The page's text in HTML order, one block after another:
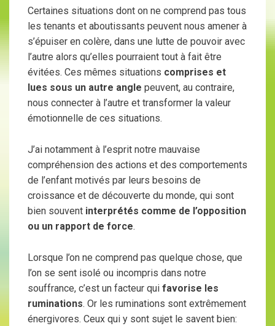
Certaines situations dont on ne comprend pas tous
les tenants et aboutissants peuvent nous amener à
s’épuiser en colère, dans une lutte de pouvoir avec
l’autre alors qu’elles pourraient tout à fait être
évitées. Ces mêmes situations comprises et
lues sous un autre angle peuvent, au contraire,
nous connecter à l’autre et transformer la valeur
émotionnelle de ces situations.
J’ai notamment à l’esprit notre mauvaise
compréhension des actions et des comportements
de l’enfant motivés par leurs besoins de
croissance et de découverte du monde, qui sont
bien souvent interprétés comme de l’opposition
ou un rapport de force.
Lorsque l’on ne comprend pas quelque chose, que
l’on se sent isolé ou incompris dans notre
souffrance, c’est un facteur qui favorise les
ruminations. Or les ruminations sont extrêmement
énergivores. Ceux qui y sont sujet le savent bien: